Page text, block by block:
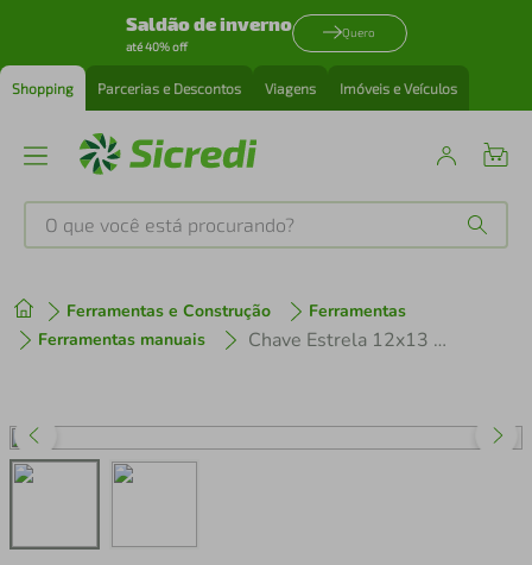
Saldão de inverno
até 40% off
Quero
Shopping Parcerias e Descontos Viagens Imóveis e Veículos
O que você está procurando?
Ferramentas e Construção
Ferramentas
Ferramentas manuais
Chave Estrela 12x13 mm Tramontina Master Corpo em Aço Especial Cromado
1º tenis
3º perfume